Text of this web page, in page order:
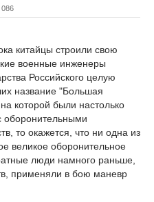
086
китайцы строили свою
военные инженеры
Российского целую
название "Большая
которой были настолько
оборонительными
то окажется, что ни одна из
великое оборонительное
люди намного раньше,
применяли в бою маневр